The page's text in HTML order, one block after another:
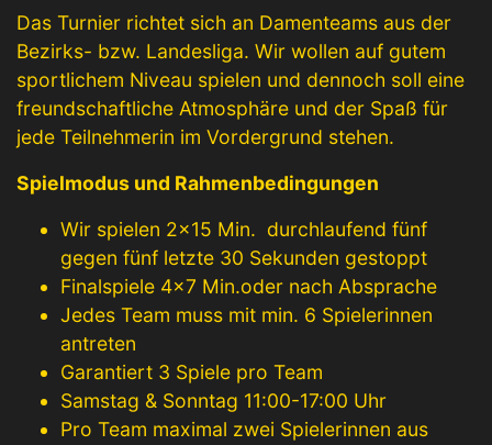
Das Turnier richtet sich an Damenteams aus der
Bezirks- bzw. Landesliga. Wir wollen auf gutem
sportlichem Niveau spielen und dennoch soll eine
freundschaftliche Atmosphäre und der Spaß für
jede Teilnehmerin im Vordergrund stehen.
Spielmodus und Rahmenbedingungen
Wir spielen 2×15 Min. durchlaufend fünf
gegen fünf letzte 30 Sekunden gestoppt
Finalspiele 4×7 Min.oder nach Absprache
Jedes Team muss mit min. 6 Spielerinnen
antreten
Garantiert 3 Spiele pro Team
Samstag & Sonntag 11:00-17:00 Uhr
Pro Team maximal zwei Spielerinnen aus